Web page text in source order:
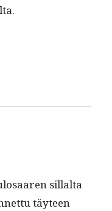
sil­lal­ta
täy­teen